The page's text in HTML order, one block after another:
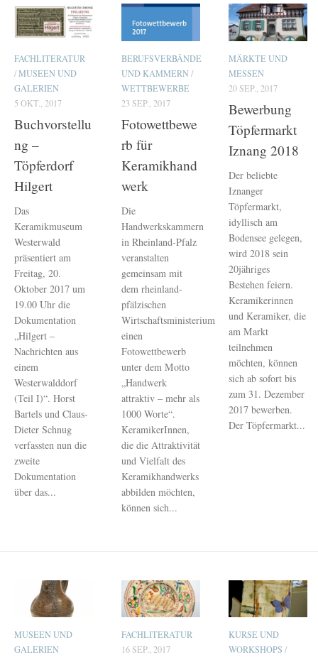
FACHLITERATUR
/MUSEEN UND
GALERIEN
5 OKT., 2017
Buchvorstellu
ng –
Töpferdorf
Hilgert
Das
Keramikmuseum
Westerwald
präsentiert am
Freitag, 20.
Oktober 2017 um
19.00 Uhr die
Dokumentation
„Hilgert –
Nachrichten aus
einem
Westerwalddorf
(Teil I)“. Horst
Bartels und Claus-
Dieter Schnug
verfassten nun die
zweite
Dokumentation
über das...
BERUFSVERBÄNDE
UND KAMMERN/
WETTBEWERBE
23 SEP., 2017
Fotowettbewe
rb für
Keramikhand
werk
Die
Handwerkskammern
in Rheinland-Pfalz
veranstalten
gemeinsam mit
dem rheinland-
pfälzischen
Wirtschaftsministerium
einen
Fotowettbewerb
unter dem Motto
„Handwerk
attraktiv – mehr als
1000 Worte“.
KeramikerInnen,
die die Attraktivität
und Vielfalt des
Keramikhandwerks
abbilden möchten,
können sich...
MÄRKTE UND
MESSEN
20 SEP., 2017
Bewerbung
Töpfermarkt
Iznang 2018
Der beliebte
Iznanger
Töpfermarkt,
idyllisch am
Bodensee gelegen,
wird 2018 sein
20jähriges
Bestehen feiern.
Keramikerinnen
und Keramiker, die
am Markt
teilnehmen
möchten, können
sich ab sofort bis
zum 31. Dezember
2017 bewerben.
Der Töpfermarkt...
MUSEEN UND
GALERIEN
FACHLITERATUR
16 SEP., 2017
KURSE UND
WORKSHOPS /